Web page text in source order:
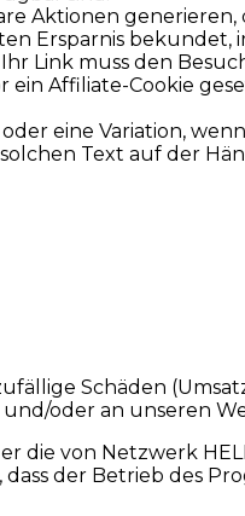
Aktionen generieren,
Ersparnis bekundet,
Link muss den
Affiliate-Cookie
eine Variation,
Text auf der
Schäden
oder an unseren
von Netzwerk
der Betrieb des